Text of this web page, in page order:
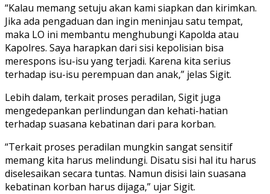
“Kalau memang setuju akan kami siapkan dan kirimkan.
Jika ada pengaduan dan ingin meninjau satu tempat,
maka LO ini membantu menghubungi Kapolda atau
Kapolres. Saya harapkan dari sisi kepolisian bisa
merespons isu-isu yang terjadi. Karena kita serius
terhadap isu-isu perempuan dan anak,” jelas Sigit.
Lebih dalam, terkait proses peradilan, Sigit juga
mengedepankan perlindungan dan kehati-hatian
terhadap suasana kebatinan dari para korban.
“Terkait proses peradilan mungkin sangat sensitif
memang kita harus melindungi. Disatu sisi hal itu harus
diselesaikan secara tuntas. Namun disisi lain suasana
kebatinan korban harus dijaga,” ujar Sigit.